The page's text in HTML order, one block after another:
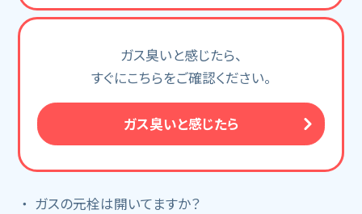
ガス臭いと感じたら、
すぐにこちらをご確認ください。
ガス臭いと感じたら
ガスの元栓は開いてますか？